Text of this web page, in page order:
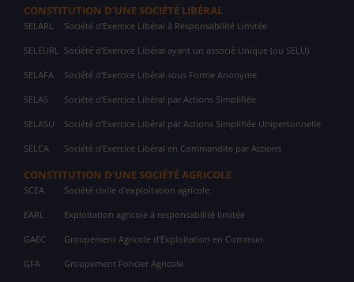
CONSTITUTION D'UNE SOCIÉTÉ LIBÉRAL
SELARL Société d'Exercice Libéral à Responsabilité Limitée
SELEURL Société d'Exercice Libéral ayant un associé Unique (ou SELU)
SELAFA Société d'Exercice Libéral sous Forme Anonyme
SELAS Société d'Exercice Libéral par Actions Simplifiée
SELASU Société d'Exercice Libéral par Actions Simplifiée Unipersonnelle
SELCA Société d'Exercice Libéral en Commandite par Actions
CONSTITUTION D'UNE SOCIÉTÉ AGRICOLE
SCEA Société civile d'exploitation agricole
EARL Exploitation agricole à responsabilité limitée
GAEC Groupement Agricole d'Exploitation en Commun
GFA Groupement Foncier Agricole